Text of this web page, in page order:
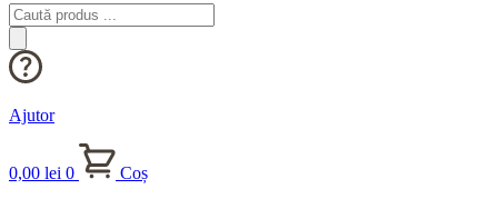
Products
search
Ajutor
0,00 lei 0
Coș